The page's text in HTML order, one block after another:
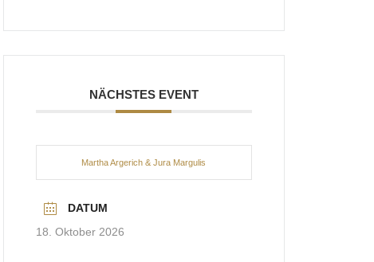
NÄCHSTES EVENT
Martha Argerich & Jura Margulis
DATUM
18. Oktober 2026